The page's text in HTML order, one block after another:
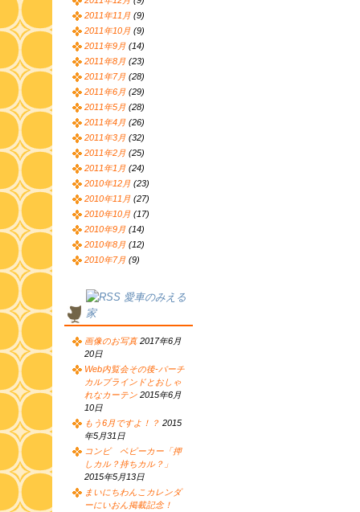
2011年11月 (9)
2011年10月 (9)
2011年9月 (14)
2011年8月 (23)
2011年7月 (28)
2011年6月 (29)
2011年5月 (28)
2011年4月 (26)
2011年3月 (32)
2011年2月 (25)
2011年1月 (24)
2010年12月 (23)
2010年11月 (27)
2010年10月 (17)
2010年9月 (14)
2010年8月 (12)
2010年7月 (9)
愛車のみえる
家
画像のお写真 2017年6月
20日
Web内覧会その後-バーチ
カルブラインドとおしゃ
れなカーテン 2015年6月
10日
もう6月ですよ！？ 2015
年5月31日
コンビ ベビーカー「押
しカル？持ちカル？」
2015年5月13日
まいにちわんこカレンダ
ーにいおん掲載記念！